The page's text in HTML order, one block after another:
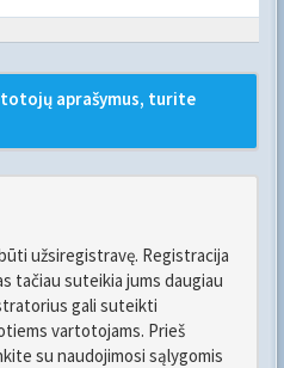
aprašymus, turite
užsiregistravę. Registracija
tačiau suteikia jums daugiau
gali suteikti
vartotojams. Prieš
su naudojimosi sąlygomis